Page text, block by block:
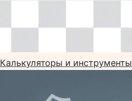
Калькуляторы и инструменты